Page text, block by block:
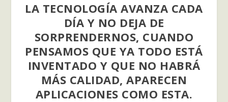
LA TECNOLOGÍA AVANZA CADA
DÍA Y NO DEJA DE
SORPRENDERNOS, CUANDO
PENSAMOS QUE YA TODO ESTÁ
INVENTADO Y QUE NO HABRÁ
MÁS CALIDAD, APARECEN
APLICACIONES COMO ESTA.